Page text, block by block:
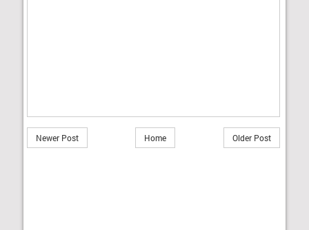
Newer Post Older Post
Home